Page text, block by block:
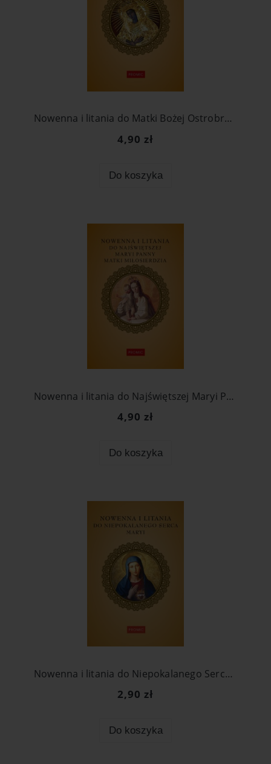
Nowenna i litania do Matki Bożej Ostrobramskiej
4,90 zł
Do koszyka
Nowenna i litania do Najświętszej Maryi Panny Matki Miłosierdzia
4,90 zł
Do koszyka
Nowenna i litania do Niepokalanego Serca Maryi
2,90 zł
Do koszyka